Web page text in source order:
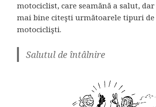
motociclist, care seamănă a salut,
mai bine citeşti următoarele tipuri
motociclişti.
Salutul de întâlnire